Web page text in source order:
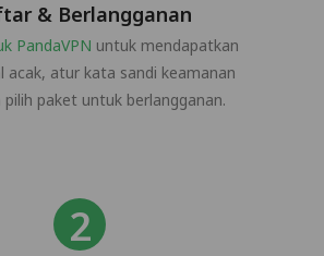
& Berlangganan
PandaVPN untuk mendapatkan
acak, atur kata sandi keamanan
pilih paket untuk berlangganan.